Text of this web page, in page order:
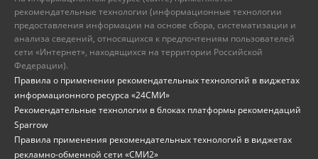
рекомендательные технологии (информационные технологии
предоставления информации на основе сбора, систематизации и
анализа сведений, относящихся к предпочтениям пользователей
сети «Интернет», находящихся на территории Российской
Федерации).
Правила о применении рекомендательных технологий в виджетах
информационного ресурса «24СМИ»
Рекомендательные технологии в блоках платформы рекомендаций
Sparrow
Правила применения рекомендательных технологий в виджетах
рекламно-обменной сети «СМИ2»